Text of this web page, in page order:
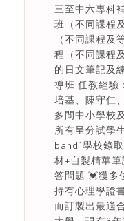
三至中六專科
班（不同課程
（不同課程及
程（不同課程
的日文筆記及
導班 任教經驗
培基、陳守仁
多間中小學校
所有呈分試學
band1學校錄
材+自製精華
答問題 💓獲多
持有心理學證
而訂製出最適